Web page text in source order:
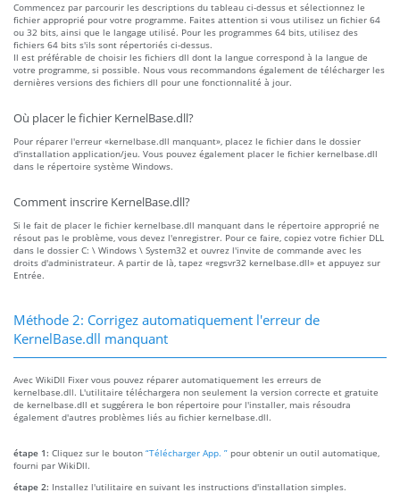
Commencez par parcourir les descriptions du tableau ci-dessus et sélectionnez le
fichier approprié pour votre programme. Faites attention si vous utilisez un fichier 64
ou 32 bits, ainsi que le langage utilisé. Pour les programmes 64 bits, utilisez des
fichiers 64 bits s'ils sont répertoriés ci-dessus.
Il est préférable de choisir les fichiers dll dont la langue correspond à la langue de
votre programme, si possible. Nous vous recommandons également de télécharger les
dernières versions des fichiers dll pour une fonctionnalité à jour.
Où placer le fichier KernelBase.dll?
Pour réparer l'erreur «kernelbase.dll manquant», placez le fichier dans le dossier
d'installation application/jeu. Vous pouvez également placer le fichier kernelbase.dll
dans le répertoire système Windows.
Comment inscrire KernelBase.dll?
Si le fait de placer le fichier kernelbase.dll manquant dans le répertoire approprié ne
résout pas le problème, vous devez l'enregistrer. Pour ce faire, copiez votre fichier DLL
dans le dossier C: \ Windows \ System32 et ouvrez l'invite de commande avec les
droits d'administrateur. A partir de là, tapez «regsvr32 kernelbase.dll» et appuyez sur
Entrée.
Méthode 2: Corrigez automatiquement l'erreur de
KernelBase.dll manquant
Avec WikiDll Fixer vous pouvez réparer automatiquement les erreurs de
kernelbase.dll. L'utilitaire téléchargera non seulement la version correcte et gratuite
de kernelbase.dll et suggérera le bon répertoire pour l'installer, mais résoudra
également d'autres problèmes liés au fichier kernelbase.dll.
étape 1: Cliquez sur le bouton “Télécharger App. ” pour obtenir un outil automatique,
fourni par WikiDll.
étape 2: Installez l'utilitaire en suivant les instructions d'installation simples.